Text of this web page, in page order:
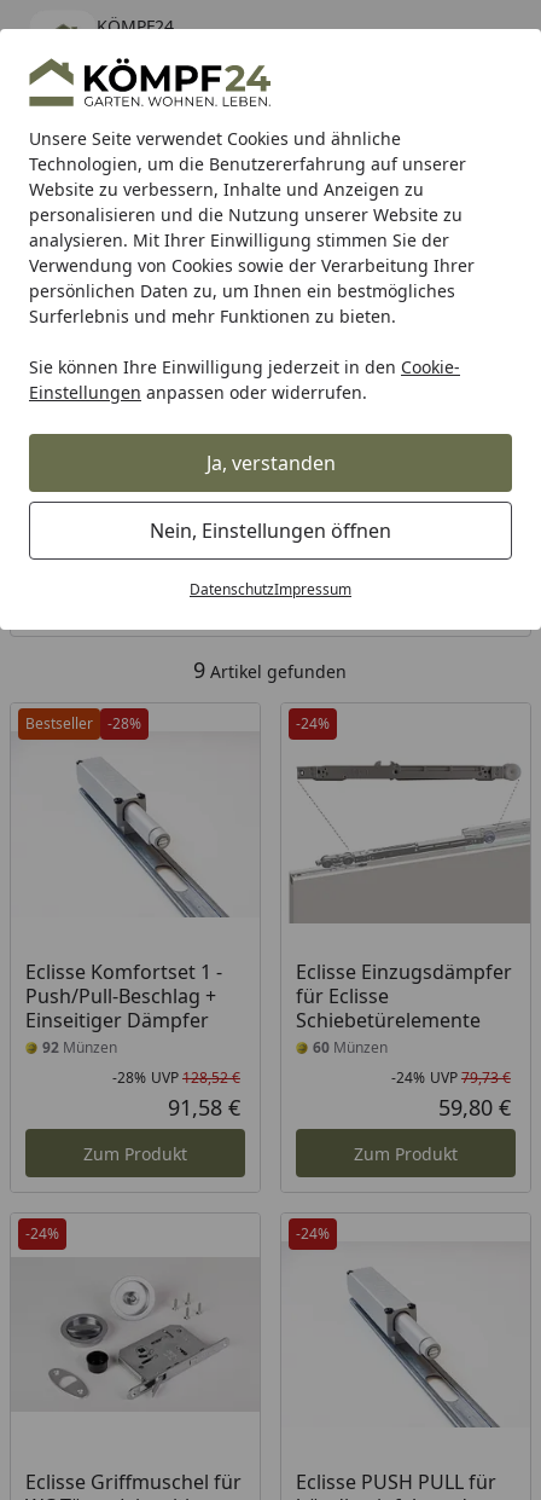
Unsere Seite verwendet Cookies und ähnliche
Technologien, um die Benutzererfahrung auf unserer
Website zu verbessern, Inhalte und Anzeigen zu
personalisieren und die Nutzung unserer Website zu
analysieren. Mit Ihrer Einwilligung stimmen Sie der
Verwendung von Cookies sowie der Verarbeitung Ihrer
persönlichen Daten zu, um Ihnen ein bestmögliches
Surferlebnis und mehr Funktionen zu bieten.
Sie können Ihre Einwilligung jederzeit in den Cookie-
Einstellungen anpassen oder widerrufen.
Ja, verstanden
Nein, Einstellungen öffnen
DatenschutzImpressum
KÖMPF24
kostenlos - Im App Store
Hotline
Alle Produkte
Mein Konto
Suchen
Karibu Pools inkl. gratis Sandfilteranlage & Pool-
Starterset (Gesamtwert bis 468,99€)
Startseite
Eclisse Eclisse Griffe & Zubehör
Eclisse Griffe & Zubehör
Ihre Artikelübersicht
Kategorien
9 Artikel gefunden
Bestseller -28%
Eclisse Komfortset 1 -
Push/Pull-Beschlag +
Einseitiger Dämpfer
92 Münzen
Rabatt in Prozent
-28%
Ursprünglicher Preis
UVP128,52 €
Aktueller Preis
91,58 €
Zum Produkt
-24%
Eclisse Einzugsdämpfer
für Eclisse
Schiebetürelemente
60Münzen
-24% UVP79,73 €
59,80 €
Zum Produkt
-24%
Eclisse Griffmuschel für
-24%
Eclisse PUSH PULL für